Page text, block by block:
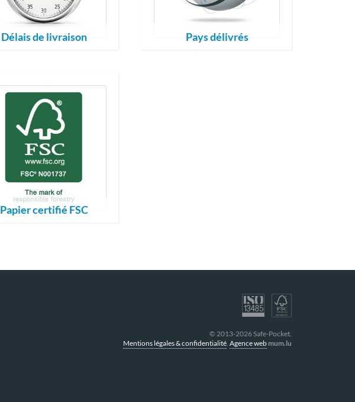
Délais de livraison Pays délivrés
Papier certifié FSC
© 2013-2026 Safe-Pocket.
Mentions légales & confidentialité. Agence web mum.lu